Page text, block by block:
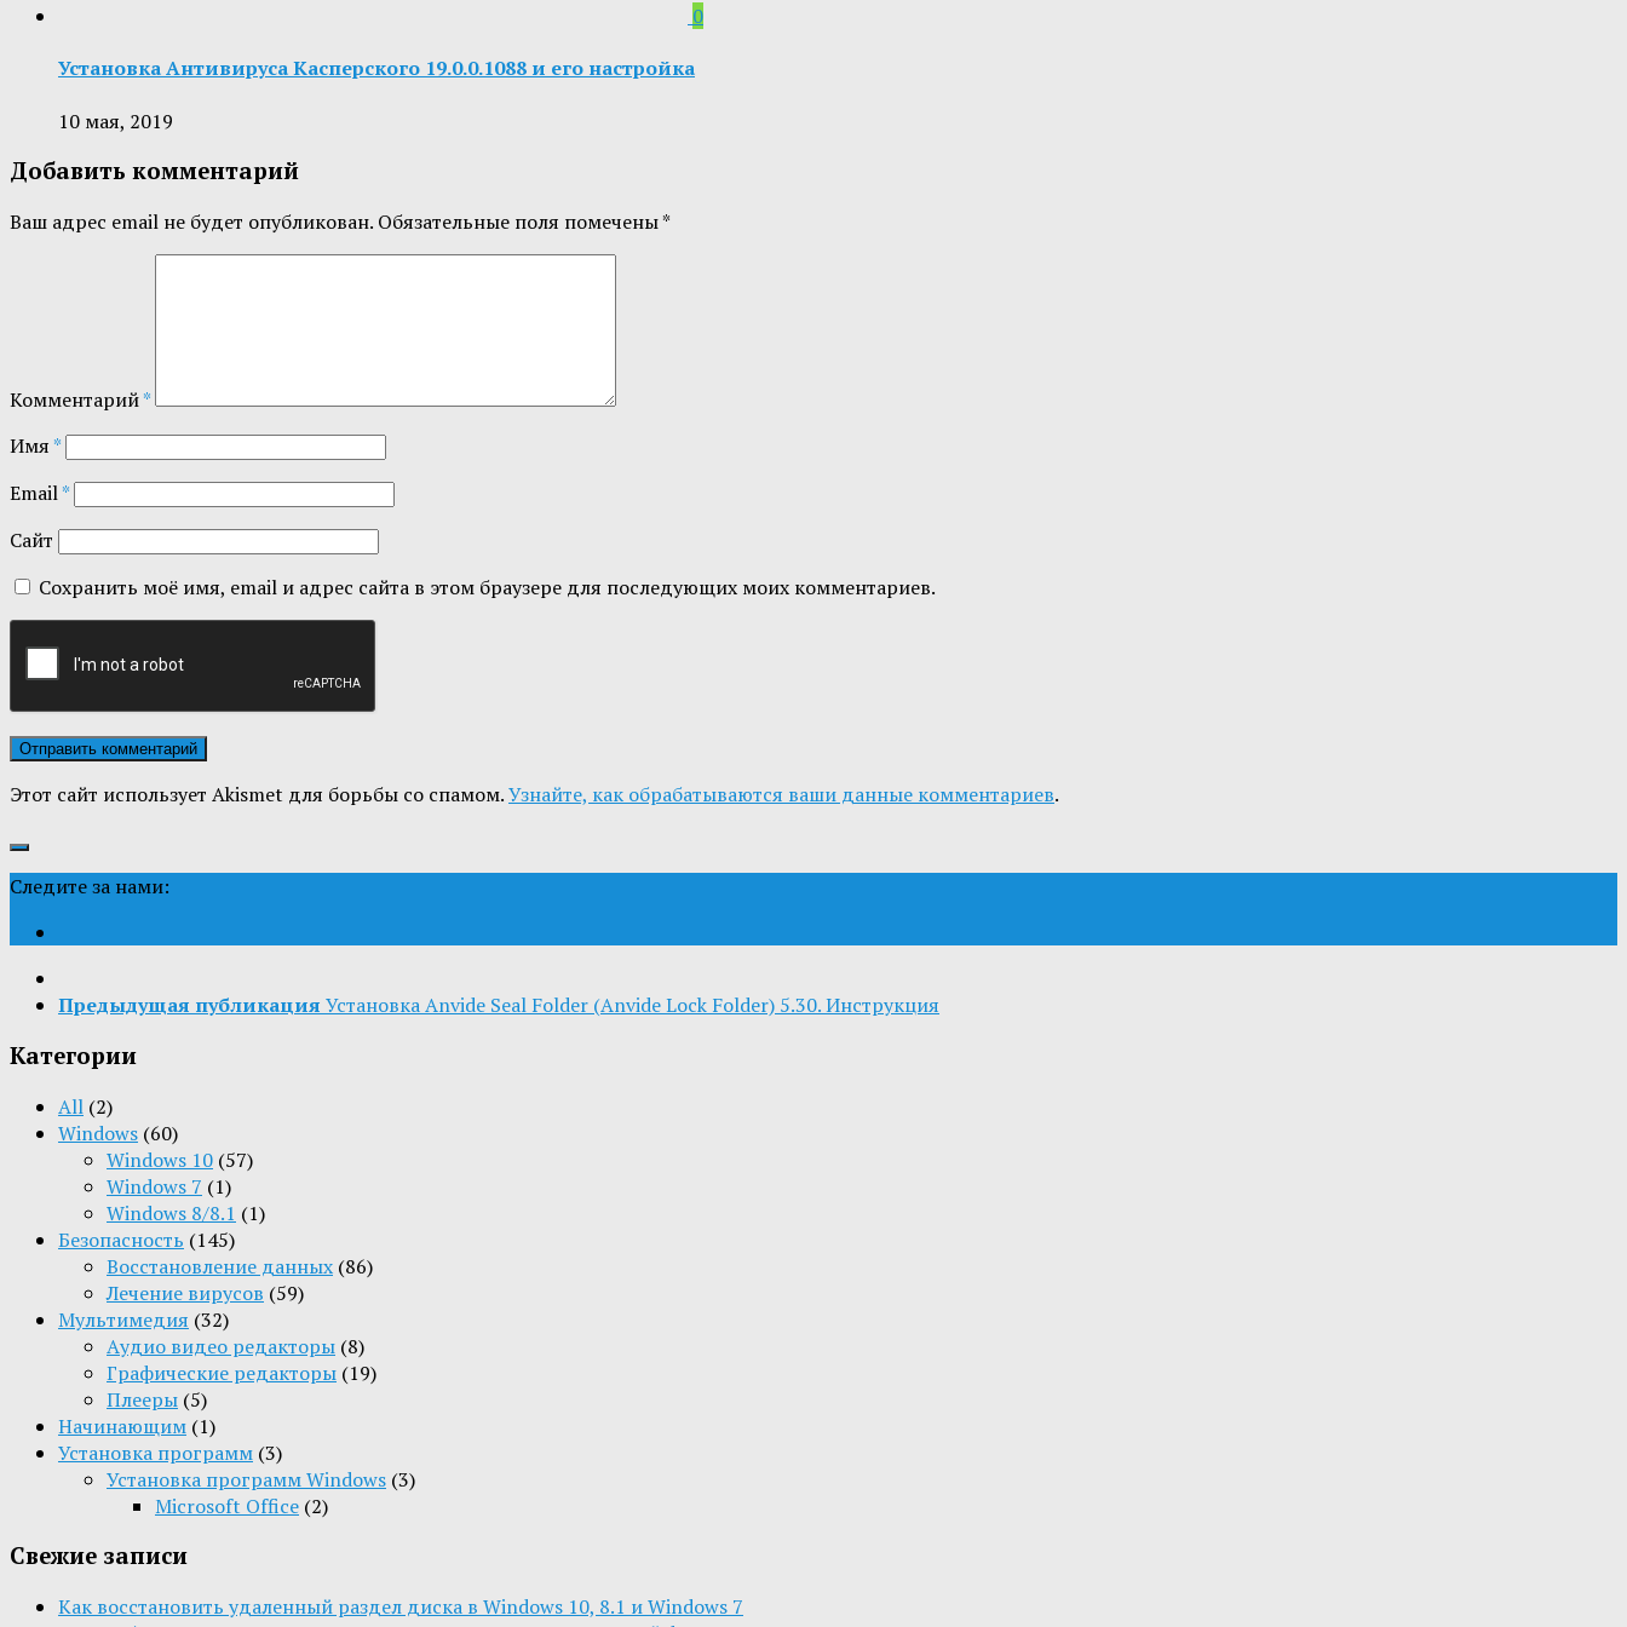
0
Установка Антивируса Касперского 19.0.0.1088 и его настройка
10 мая, 2019
Добавить комментарий
Ваш адрес email не будет опубликован. Обязательные поля помечены*
Комментарий*
Имя*
Email*
Сайт
Сохранить моё имя, email и адрес сайта в этом браузере для последующих моих комментариев.
Этот сайт использует Akismet для борьбы со спамом.Узнайте, как обрабатываются ваши данные комментариев.
Следите за нами:
Предыдущая публикация Установка Anvide Seal Folder (Anvide Lock Folder) 5.30. Инструкция
Категории
All (2)
Windows (60)
Windows 10 (57)
Windows 7 (1)
Windows 8/8.1 (1)
Безопасность (145)
Восстановление данных (86)
Лечение вирусов (59)
Мультимедия (32)
Aудио видео редакторы (8)
Графические редакторы (19)
Плееры (5)
Начинающим (1)
Установка программ (3)
Установка программ Windows (3)
Microsoft Office (2)
Свежие записи
Как восстановить удаленный раздел диска в Windows 10, 8.1 и Windows 7